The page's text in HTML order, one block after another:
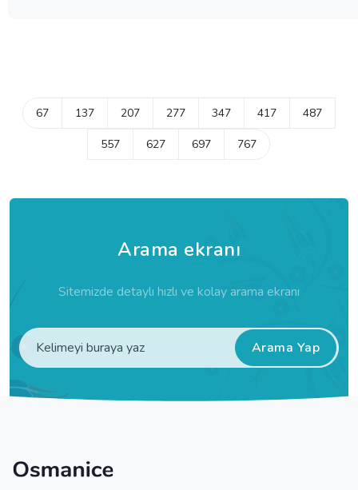
67 137 207 277 347 417 487
557 627 697 767
Arama ekranı
Sitemizde detaylı hızlı ve kolay arama ekranı
Arama Yap